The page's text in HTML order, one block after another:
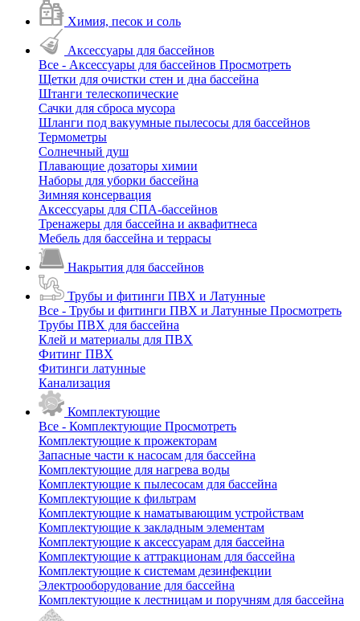
Химия, песок и соль
Аксессуары для бассейнов
Все - Аксессуары для бассейнов Просмотреть
Щетки для очистки стен и дна бассейна
Штанги телескопические
Сачки для сброса мусора
Шланги под вакуумные пылесосы для бассейнов
Термометры
Солнечный душ
Плавающие дозаторы химии
Наборы для уборки бассейна
Зимняя консервация
Аксессуары для СПА-бассейнов
Тренажеры для бассейна и аквафитнеса
Мебель для бассейна и террасы
Накрытия для бассейнов
Трубы и фитинги ПВХ и Латунные
Все - Трубы и фитинги ПВХ и Латунные Просмотреть
Трубы ПВХ для бассейна
Клей и материалы для ПВХ
Фитинг ПВХ
Фитинги латунные
Канализация
Комплектующие
Все - Комплектующие Просмотреть
Комплектующие к прожекторам
Запасные части к насосам для бассейна
Комплектующие для нагрева воды
Комплектующие к пылесосам для бассейна
Комплектующие к фильтрам
Комплектующие к наматывающим устройствам
Комплектующие к закладным элементам
Комплектующие к аксессуарам для бассейна
Комплектующие к аттракционам для бассейна
Комплектующие к системам дезинфекции
Электрооборудование для бассейна
Комплектующие к лестницам и поручням для бассейна